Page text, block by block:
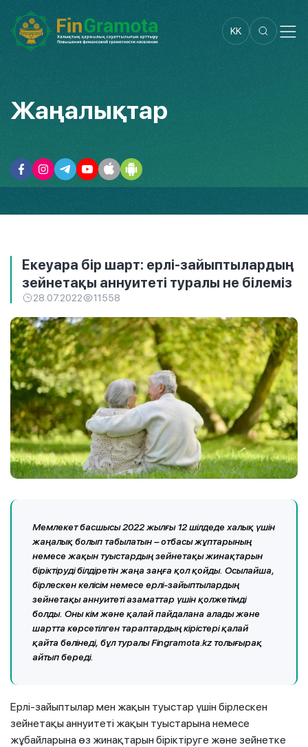
KK
Жаңалықтар
Екеуара бір шарт: ерлі-зайыптылардың
зейнетақы аннуитеті туралы не білеміз
28.07.2022 11558
Мемлекет басшысы 2022 жылғы 12 шілдеде халық үшін
жаңалық болып табылатын – отбасы жұптарының
немесе жақын туыстардың зейнетақы жинақтарын
біріктіруді білдіретін жаңа заңға қол қойды. Осылайша,
бірлескен келісім немесе ерлі-зайыптылардың
зейнетақы аннуитеті азаматтар үшін қолжетімді
болды. Оны кім және қалай пайдалана алады және
шартта көрсетілген тараптардың кірістері қалай
қайта бөлінеді, бұл туралы Fingramota.kz толығырақ
айтып береді.
Ерлі-зайыптылар мен жақын туыстар үшін бірлескен
зейнетақы аннуитеті жақын туыстарына немесе
жұбайларына өз жинақтарын біріктіруге және зейнетке